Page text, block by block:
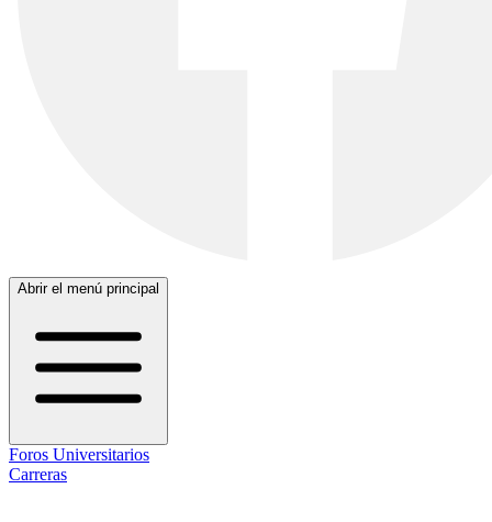
Abrir el menú principal
Foros Universitarios
Carreras